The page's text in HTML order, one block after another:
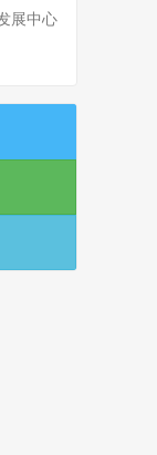
展中心